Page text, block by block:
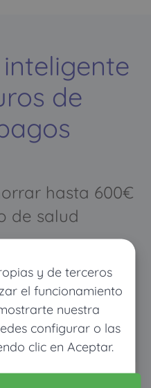
y de terceros
el funcionamiento
nuestra
configurar o las
clic en Aceptar.
de
hasta 600€
de salud
poco al
poco, y
pagarás
médico